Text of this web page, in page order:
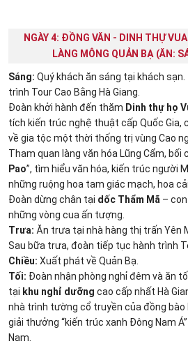
NGÀY 4: ĐỒNG VĂN - DINH THỰ
LÀNG MÔNG QUẢN BẠ (ĂN:
Sáng: Quý khách ăn sáng tại khách
trình Tour Cao Bằng Hà Giang.
Đoàn khởi hành đến thăm Dinh thự họ
tích kiến trúc nghệ thuật cấp Quốc Gia,
về gia tộc một thời thống trị vùng Cao
Tham quan làng văn hóa Lũng Cẩm, bối
Pao”, tìm hiểu văn hóa, kiến trúc người
những ruộng hoa tam giác mạch, hoa
Đoàn dừng chân tại dốc Thẩm Mã –
những vòng cua ấn tượng.
Trưa: Ăn trưa tại nhà hàng thị trấn Yên
Sau bữa trưa, đoàn tiếp tục hành trình
Chiều: Xuất phát về Quản Bạ.
Tối: Đoàn nhận phòng nghỉ đêm và ăn
tại khu nghỉ dưỡngcao cấp nhất Hà
nhà trình tường cổ truyền của đồng
giải thưởng “kiến trúc xanh Đông Nam
Nam.